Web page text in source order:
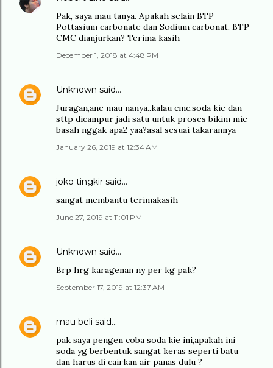
Pak, saya mau tanya. Apakah selain BTP
Pottasium carbonate dan Sodium carbonat, BTP
CMC dianjurkan? Terima kasih
December 1, 2018 at 4:48 PM
Unknown said…
Juragan,ane mau nanya..kalau cmc,soda kie dan
sttp dicampur jadi satu untuk proses bikim mie
basah nggak apa2 yaa?asal sesuai takarannya
January 26, 2019 at 12:34 AM
joko tingkir said…
sangat membantu terimakasih
June 27, 2019 at 11:01 PM
Unknown said…
Brp hrg karagenan ny per kg pak?
September 17, 2019 at 12:37 AM
mau beli said…
pak saya pengen coba soda kie ini,apakah ini
soda yg berbentuk sangat keras seperti batu
dan harus di cairkan air panas dulu ?